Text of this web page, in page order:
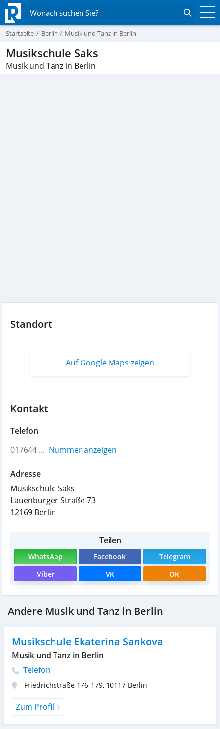
Wonach suchen Sie?
Startseite Berlin Musik und Tanz in Berlin
Musikschule Saks
Musik und Tanz in Berlin
Standort
Auf Google Maps zeigen
Kontakt
Telefon
017644 ... Nummer anzeigen
Adresse
Musikschule Saks
Lauenburger Straße 73
12169 Berlin
Teilen
WhatsApp Facebook
Telegram
Viber
VK OK
Andere Musik und Tanz in Berlin
Musikschule Ekaterina Sankova
Musik und Tanz in Berlin
Telefon
Friedrichstraße 176-179, 10117 Berlin
Zum Profil